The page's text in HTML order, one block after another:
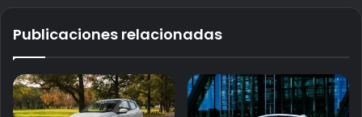
Publicaciones relacionadas